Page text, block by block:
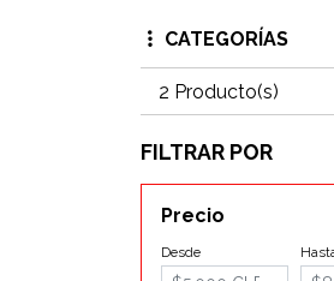
CATEGORÍAS
2 Producto(s)
FILTRAR POR
Precio
Desde